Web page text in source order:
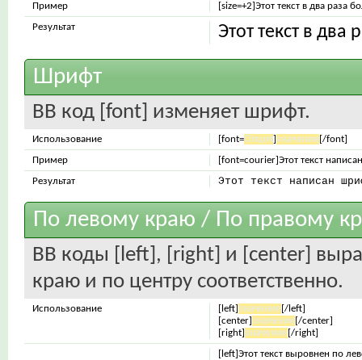
[size=+2]Этот текст в два раза
Пример
Этот текст в
Результат
Шрифт
BB код [font] изменяет шрифт.
[font=Опция]значение [/font]
Использование
[font=courier]Этот текст
Пример
Этот текст написан
Результат
По левому краю / По правому
BB коды [left], [right] и [center]
краю и по центру соответственно.
[left]значение [/left]
[center]значение [/center]
[right]значение [/right]
Использование
[left]Этот текст выровнен по